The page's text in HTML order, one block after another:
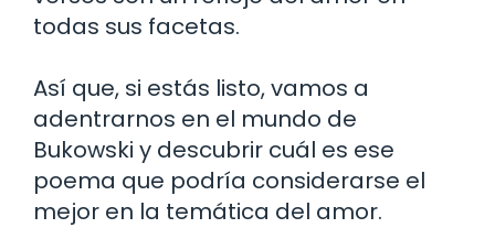
todas sus facetas.
Así que, si estás listo, vamos a
adentrarnos en el mundo de
Bukowski y descubrir cuál es ese
poema que podría considerarse el
mejor en la temática del amor.